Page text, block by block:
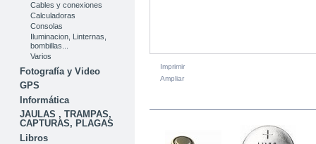
Cables y conexiones
Calculadoras
Consolas
Iluminacion, Linternas,
bombillas...
Varios
Fotografía y Video
GPS
Informática
JAULAS , TRAMPAS,
CAPTURAS, PLAGAS
Libros
Imprimir
Ampliar